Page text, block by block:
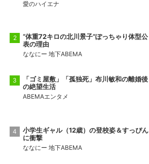
愛のハイエナ
“体重72キロの北川景子”ぽっちゃり体型公
表の理由
ななにー 地下ABEMA
「ゴミ屋敷」「孤独死」布川敏和の離婚後
の絶望生活
ABEMAエンタメ
小学生ギャル（12歳）の登校姿＆すっぴん
に衝撃
ななにー 地下ABEMA